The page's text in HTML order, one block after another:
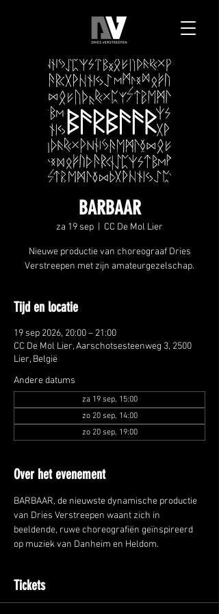
BARBAAR
za 19 sep CC De Mol Lier
Nieuwe productie van choreograaf Dries
Verstreepen met zijn amateurgezelschap.
Tijd en locatie
19 sep 2026, 20:00 – 21:00
CC De Mol Lier, Aarschotsesteenweg 3, 2500
Lier, België
Andere datums
za 19 sep, 15:00
zo 20 sep, 14:00
zo 20 sep, 19:00
Over het evenement
BARBAAR, de nieuwste dynamische productie
van Dries Verstreepen waant zich in
beeldende, ruwe choreografiën geïnspireerd
op muziek van Danheim en Heldom.
Tickets